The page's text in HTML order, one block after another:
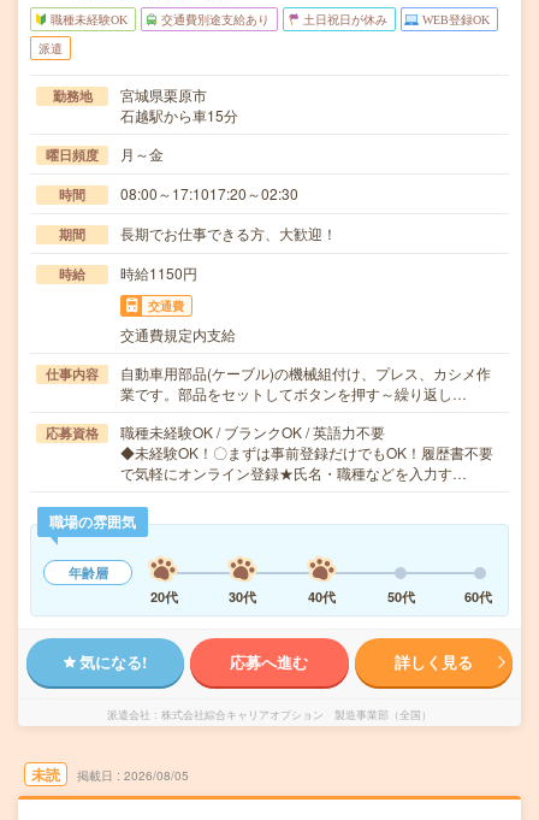
職種未経験OK 交通費別途支給あり 土日祝日が休み WEB登録OK
派遣
勤務地
宮城県栗原市
石越駅から車15分
曜日頻度 月～金
時間 08:00～17:1017:20～02:30
期間 長期でお仕事できる方、大歓迎！
時給 時給1150円
交通費
交通費規定内支給
仕事内容
自動車用部品(ケーブル)の機械組付け、プレス、カシメ作
業です。部品をセットしてボタンを押す～繰り返し…
応募資格
職種未経験OK / ブランクOK / 英語力不要
◆未経験OK！〇まずは事前登録だけでもOK！履歴書不要
で気軽にオンライン登録★氏名・職種などを入力す…
職場の雰囲気
年齢層
20代
30代 40代 50代 60代
気になる! 応募へ進む 詳しく見る
派遣会社 株式会社綜合キャリアオプション 製造事業部（全国）
未読 掲載日 2026/08/05